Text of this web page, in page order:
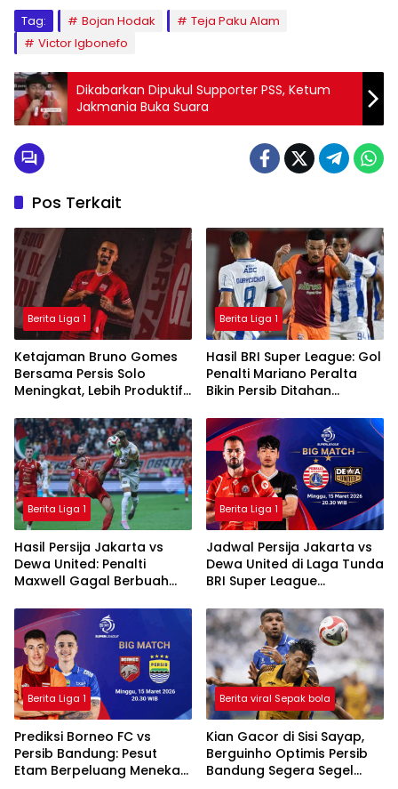
Tag: Bojan Hodak
Teja Paku Alam
Victor Igbonefo
Dikabarkan Dipukul Supporter PSS, Ketum
Jakmania Buka Suara
Pos Terkait
Berita Liga 1
Ketajaman Bruno Gomes
Bersama Persis Solo
Meningkat, Lebih Produktif
Padang
Berita Liga 1
Hasil BRI Super League: Gol
Penalti Mariano Peralta
Bikin Persib Ditahan
Berita Liga 1
Hasil Persija Jakarta vs
Dewa United: Penalti
Maxwell Gagal Berbuah
Ditahan Imbang
Berita Liga 1
Jadwal Persija Jakarta vs
Dewa United di Laga Tunda
BRI Super League
Berita Liga 1
Prediksi Borneo FC vs
Persib Bandung: Pesut
Etam Berpeluang Menekan
Berita viral Sepak bola
Kian Gacor di Sisi Sayap,
Berguinho Optimis Persib
Bandung Segera Segel